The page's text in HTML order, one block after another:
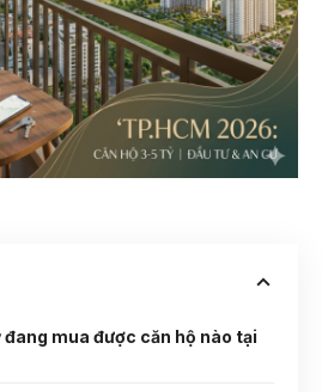
mua được căn hộ nào tại